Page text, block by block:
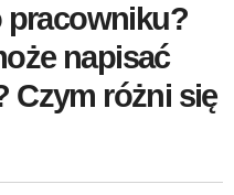
pracowniku?
napisać
Czym różni się